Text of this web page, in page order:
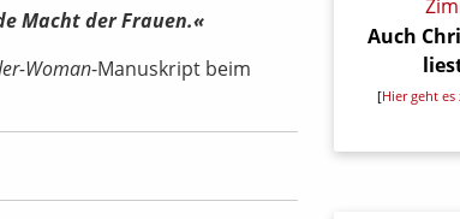
Macht der Frauen.«
Woman-Manuskript beim
Auch
[Hier geht es